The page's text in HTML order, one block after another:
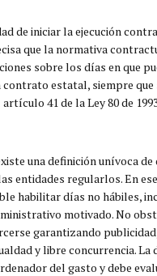
de iniciar la ejecución
que la normativa
sobre los días en que
contrato estatal, siempre que
41 de la Ley 80 de
una definición unívoca
entidades regularlos. En
habilitar días no hábiles,
motivado. No
garantizando
y libre concurrencia. La
del gasto y debe